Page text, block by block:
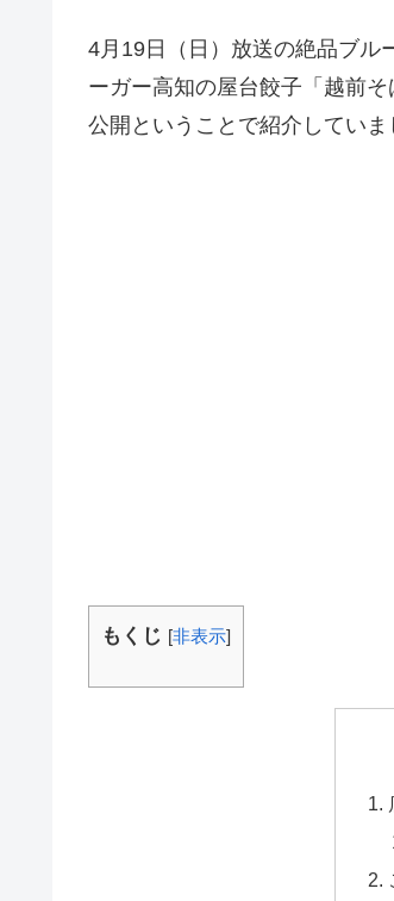
4月19日（日）放送の絶品ブル
ーガー高知の屋台餃子「越前
公開ということで紹介していま
もくじ [非表示]